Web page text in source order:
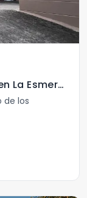
Venta de primer nivel con patio en La Esmeralda
de los